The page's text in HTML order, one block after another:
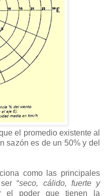
el promedio existente al
sazón es de un 50% y del
como las principales
“seco, cálido, fuerte y
el poder que tienen la